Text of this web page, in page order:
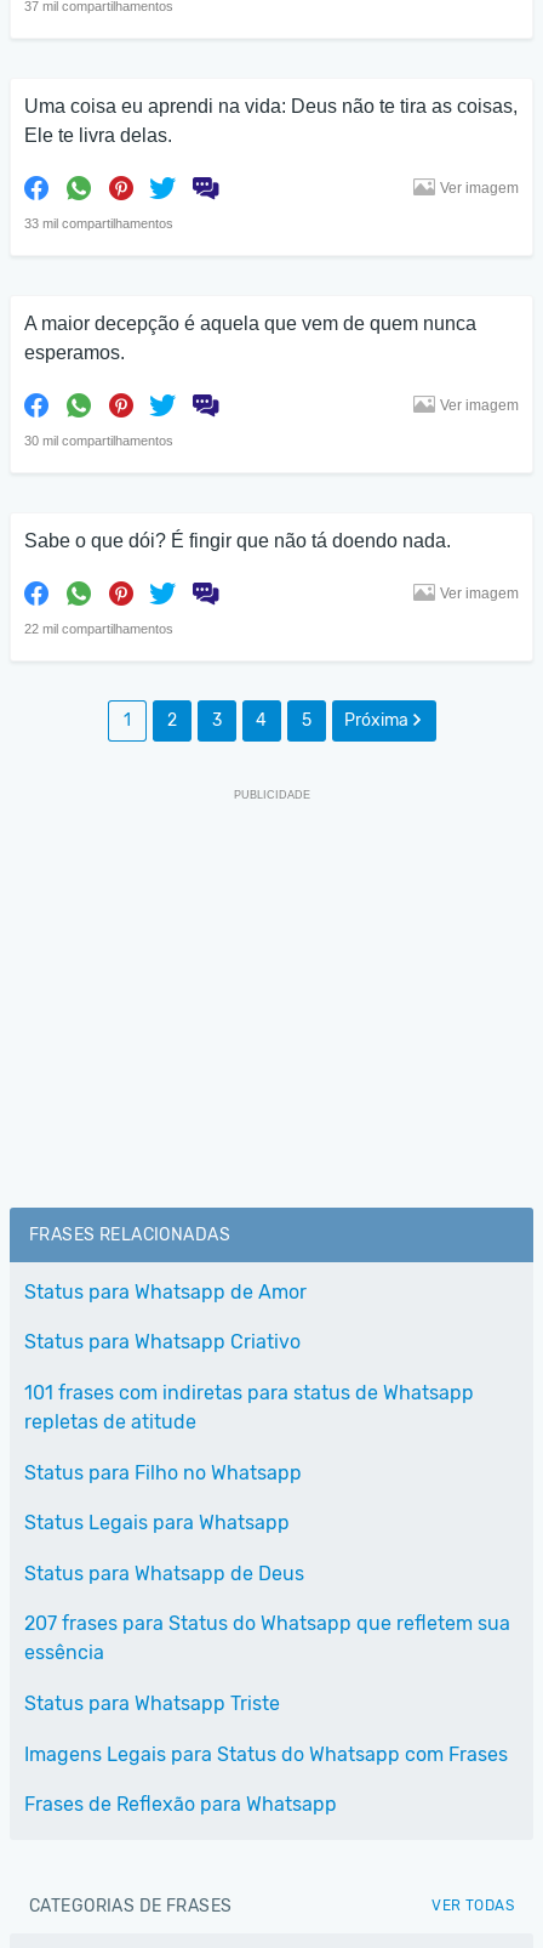
37 mil compartilhamentos
Uma coisa eu aprendi na vida: Deus não te tira as coisas,
Ele te livra delas.
33 mil compartilhamentos
Ver imagem
A maior decepção é aquela que vem de quem nunca
esperamos.
30 mil compartilhamentos
Ver imagem
Sabe o que dói? É fingir que não tá doendo nada.
22 mil compartilhamentos
Ver imagem
1 2 3 4 5 Próxima
FRASES RELACIONADAS
Status para Whatsapp de Amor
Status para Whatsapp Criativo
101 frases com indiretas para status de Whatsapp
repletas de atitude
Status para Filho no Whatsapp
Status Legais para Whatsapp
Status para Whatsapp de Deus
207 frases para Status do Whatsapp que refletem sua
essência
Status para Whatsapp Triste
Imagens Legais para Status do Whatsapp com Frases
Frases de Reflexão para Whatsapp
CATEGORIAS DE FRASES VER TODAS